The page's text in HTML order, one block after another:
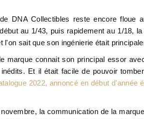
DNA Collectibles reste encore floue
au 1/43, puis rapidement au 1/18,
l'on sait que son ingénierie était
marque connait son principal essor
Et il était facile de pouvoir
2022, annoncé en début
la communication de la